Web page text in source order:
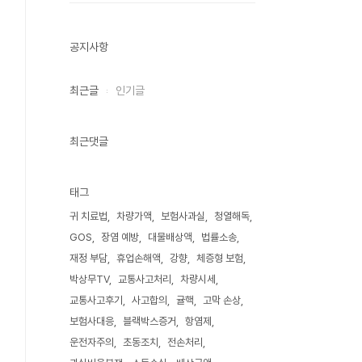
공지사항
최근글 인기글
최근댓글
태그
귀 치료법 차량가액 보험사과실
청열해독
GOS
장염 예방 대물배상액
법률소송
재정 부담
휴업손해액 강향
체증형 보험
박상무TV
교통사고처리
차량시세
교통사고후기
사고합의 귤핵
고막 손상
보험사대응
블랙박스증거
항염제
운전자주의
초동조치
전손처리